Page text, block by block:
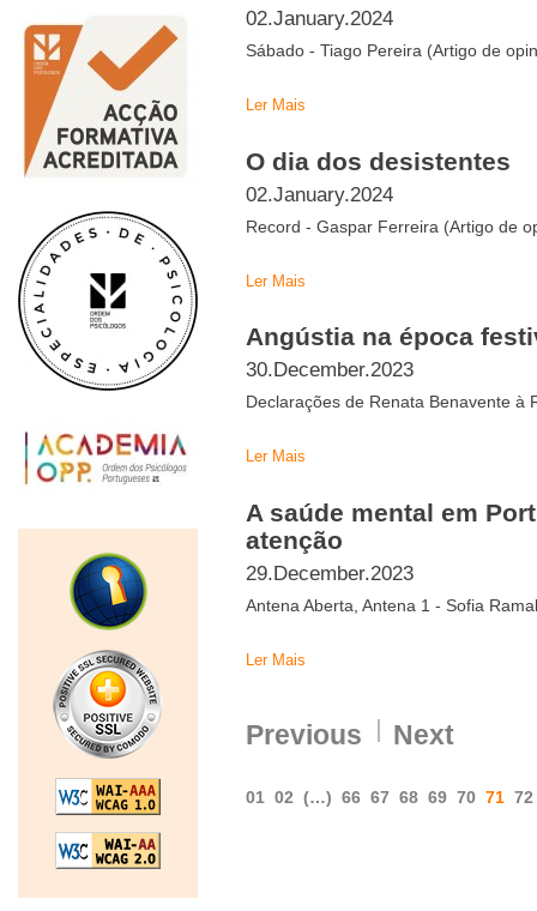
02.January.2024
Sábado - Tiago Pereira (Artigo de
Ler Mais
O dia dos desistentes
02.January.2024
Record - Gaspar Ferreira (Artigo de
Ler Mais
Angústia na época
30.December.2023
Declarações de Renata Benavente à
Ler Mais
A saúde mental em
atenção
29.December.2023
Antena Aberta, Antena 1 - Sofia
Ler Mais
Previous Next
01 02 (…) 66 67 68 69 70 71 72